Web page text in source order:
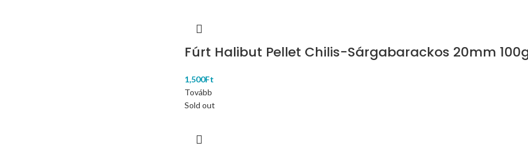
Fúrt Halibut Pellet Chilis-Sárgabarackos 20mm
1,500Ft
Tovább
Sold out